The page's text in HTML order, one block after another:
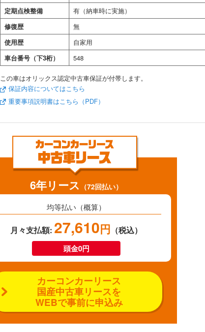
定期点検整備
有（納車時に実施）
修復歴
無
使用歴
自家用
車台番号（下3桁）
548
この車はオリックス認定中古車保証が付帯します。
保証内容についてはこちら
重要事項説明書はこちら（PDF）
6年リース （72回払い）
均等払い（概算）
月々支払額: 27,610円 （税込）
頭金0円
カーコンカーリース
国産中古車リースを
WEBで事前に申込み